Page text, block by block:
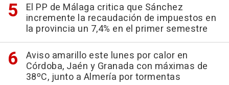
El PP de Málaga critica que Sánchez
incremente la recaudación de impuestos en
la provincia un 7,4% en el primer semestre
Aviso amarillo este lunes por calor en
Córdoba, Jaén y Granada con máximas de
38ºC, junto a Almería por tormentas